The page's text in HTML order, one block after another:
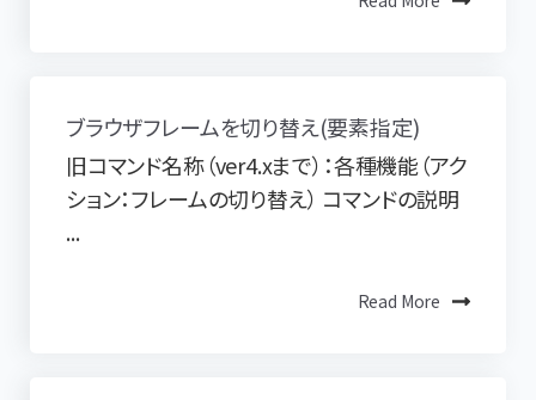
ブラウザフレームを切り替え(要素指定)
旧コマンド名称（ver4.xまで）：各種機能（アク
ション：フレームの切り替え） コマンドの説明
...
Read More